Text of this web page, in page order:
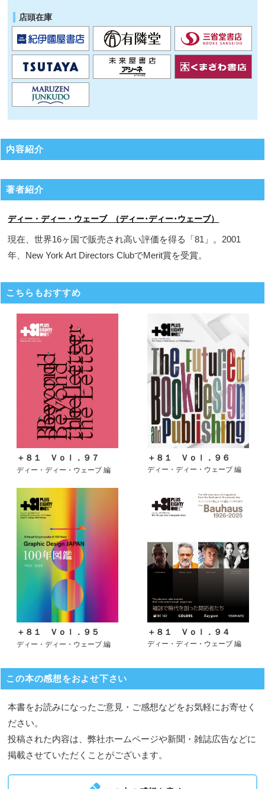
店頭在庫
内容紹介
著者紹介
ディー・ディー・ウェーブ （ディー･ディー･ウェーブ）
現在、世界16ヶ国で販売され高い評価を得る「81」。2001
年、New York Art Directors ClubでMerit賞を受賞。
こちらもおすすめ
＋８１ Ｖｏｌ．９７
ディー・ディー・ウェーブ 編
＋８１ Ｖｏｌ．９６
ディー・ディー・ウェーブ 編
＋８１ Ｖｏｌ．９５
ディー・ディー・ウェーブ 編
＋８１ Ｖｏｌ．９４
ディー・ディー・ウェーブ 編
この本の感想をおよせ下さい
本書をお読みになったご意見・ご感想などをお気軽にお寄せく
ださい。
投稿された内容は、弊社ホームページや新聞・雑誌広告などに
掲載させていただくことがございます。